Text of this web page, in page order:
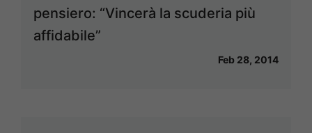
pensiero: “Vincerà la scuderia più
affidabile”
Feb 28, 2014